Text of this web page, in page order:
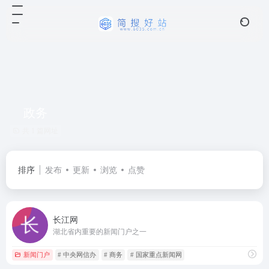
排序 发布 更新 浏览 点赞
长江网
湖北省内重要的新闻门户之一
新闻门户 # 中央网信办 # 商务 # 国家重点新闻网